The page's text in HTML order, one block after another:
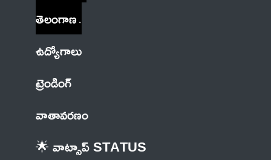
తెలంగాణ
ఉద్యోగాలు
ట్రెండింగ్
వాతావరణం
🌟 వాట్సాప్ STATUS